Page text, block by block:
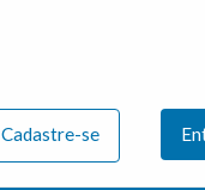
Cadastre-se